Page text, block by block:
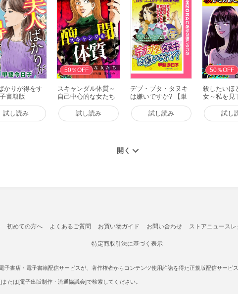
かりが得をす
書籍版
試し読み
50％OFF
スキャンダル体質～
自己中心的な女たち
～ 電子書籍版
試し読み
デブ・ブタ・タヌキ
は嫌いですか? 【単
話売】 電子書籍版
試し読み
50％OFF
殺したいほ
女～私を見
の復讐～
試し
初めての方へ よくあるご質問 お買い物ガイド お問い合わせ ストアニュースレ
特定商取引法に基づく表示
子書店・電子書籍配信サービスが、著作権者からコンテンツ使用許諾を得た正規版配信サービ
たは[電子出版制作・流通協議会]で検索してください。